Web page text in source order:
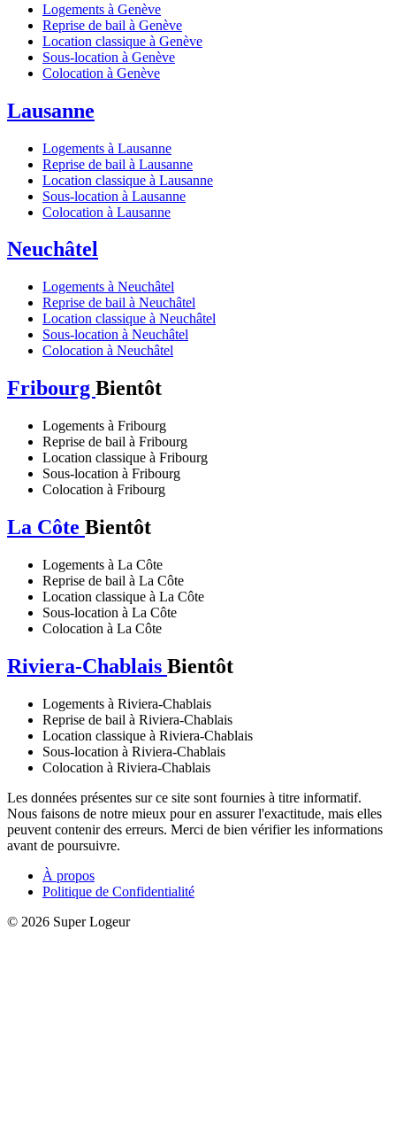
Logements à Genève
Reprise de bail à Genève
Location classique à Genève
Sous-location à Genève
Colocation à Genève
Lausanne
Logements à Lausanne
Reprise de bail à Lausanne
Location classique à Lausanne
Sous-location à Lausanne
Colocation à Lausanne
Neuchâtel
Logements à Neuchâtel
Reprise de bail à Neuchâtel
Location classique à Neuchâtel
Sous-location à Neuchâtel
Colocation à Neuchâtel
Fribourg Bientôt
Logements à Fribourg
Reprise de bail à Fribourg
Location classique à Fribourg
Sous-location à Fribourg
Colocation à Fribourg
La Côte Bientôt
Logements à La Côte
Reprise de bail à La Côte
Location classique à La Côte
Sous-location à La Côte
Colocation à La Côte
Riviera-Chablais Bientôt
Logements à Riviera-Chablais
Reprise de bail à Riviera-Chablais
Location classique à Riviera-Chablais
Sous-location à Riviera-Chablais
Colocation à Riviera-Chablais
Les données présentes sur ce site sont fournies à titre informatif.
Nous faisons de notre mieux pour en assurer l'exactitude, mais elles
peuvent contenir des erreurs. Merci de bien vérifier les informations
avant de poursuivre.
À propos
Politique de Confidentialité
© 2026 Super Logeur